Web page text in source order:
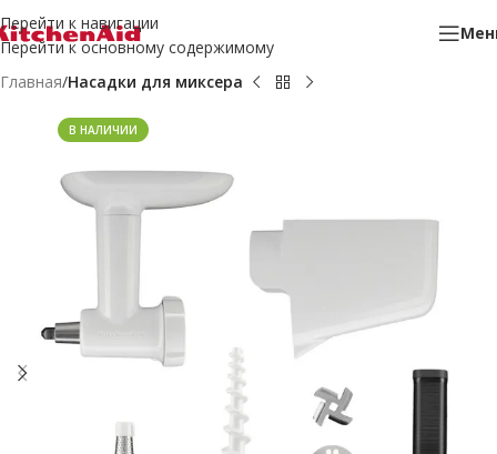
Перейти к навигации
Перейти к основному содержимому
Главная Насадки для миксера
В НАЛИЧИИ